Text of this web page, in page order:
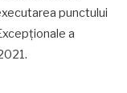
punctului
a